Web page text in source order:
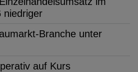
niedriger
Branche unter
auf Kurs